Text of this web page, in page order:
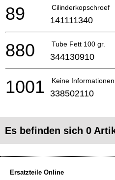
Cilinderkopschroef
89 141111340
Tube Fett 100 gr.
880 344130910
Keine
1001 338502110
Es befinden sich 0
Ersatzteile Online